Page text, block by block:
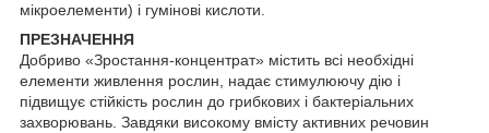
мікроелементи) і гумінові кислоти.
ПРЕЗНАЧЕННЯ
Добриво «Зростання-концентрат» містить всі необхідні
елементи живлення рослин, надає стимулюючу дію і
підвищує стійкість рослин до грибкових і бактеріальних
захворювань. Завдяки високому вмісту активних речовин